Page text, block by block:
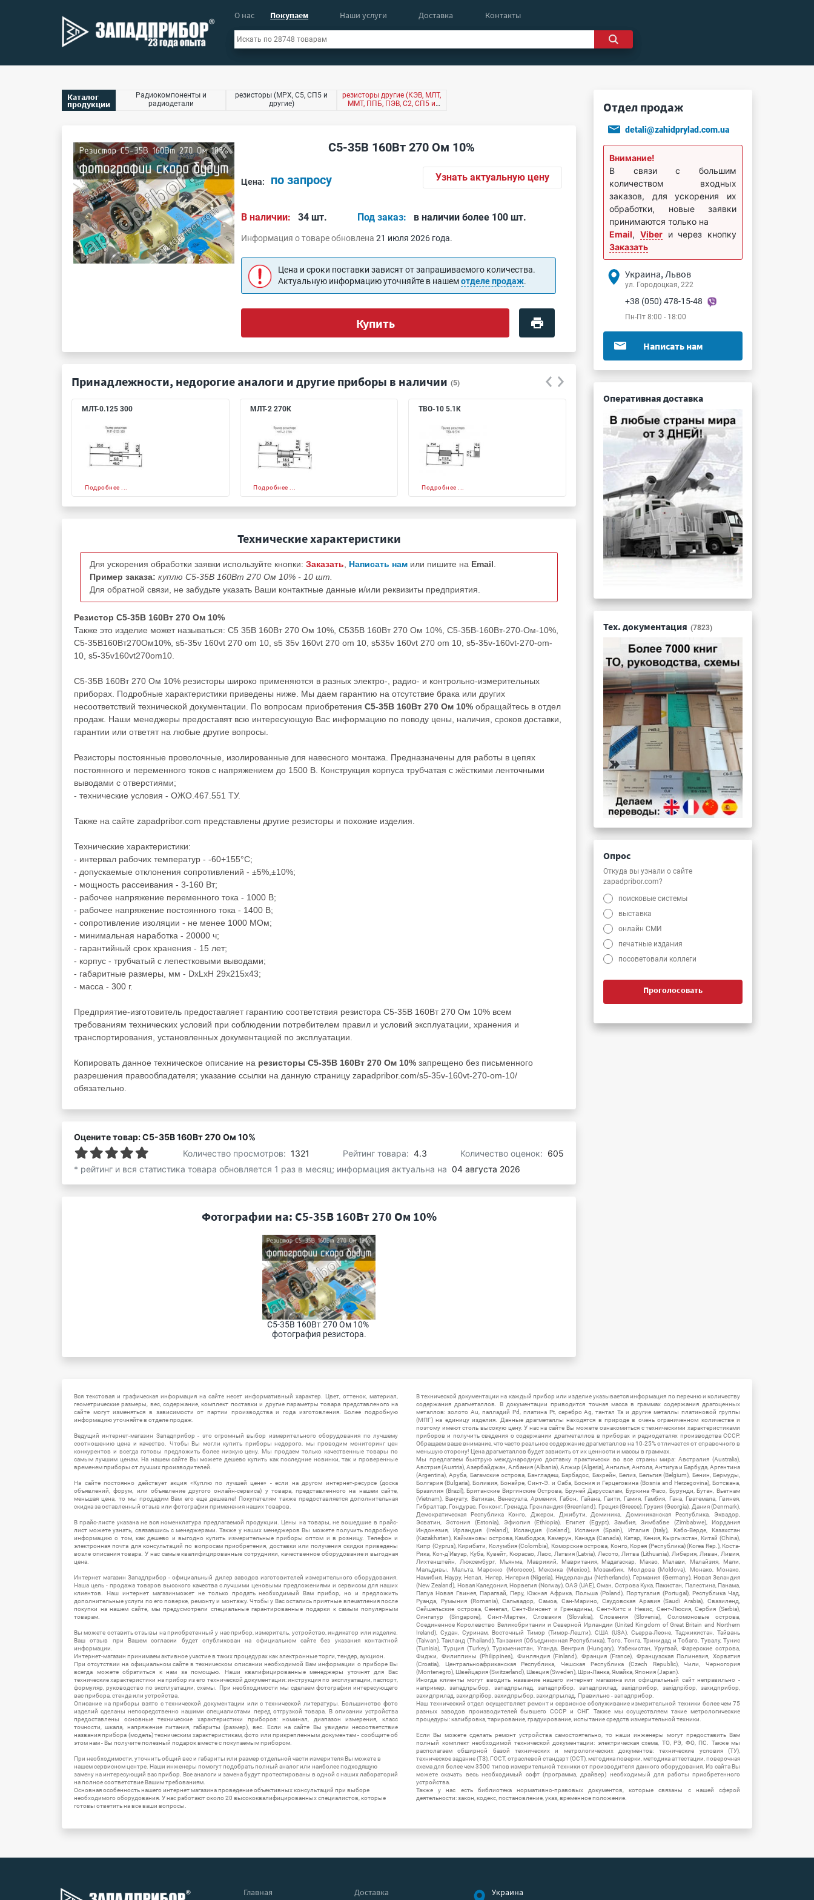
О нас Покупаем Наши услуги Доставка Контакты
Каталог
продукции
Радиокомпоненты и
радиодетали
резисторы (МРХ, С5, СП5 и
другие)
резисторы другие (КЭВ, МЛТ,
ММТ, ППБ, ПЭВ, С2, СП5 и
С5-35В 160Вт 270 Ом 10%
Цена: по запросу Узнать актуальную цену
В наличии: 34 шт. Под заказ: в наличии более 100 шт.
Информация о товаре обновлена21 июля 2026 года.
Цена и сроки поставки зависят от запрашиваемого количества.
Актуальную информацию уточняйте в нашемотделе продаж.
Купить
Принадлежности, недорогие аналоги и другие приборы в наличии (5)
МЛТ-0.125 300
Подробнее ...
МЛТ-2 270К
Подробнее ...
ТВО-10 5.1К
Подробнее ... Подробнее ...
Технические характеристики
Для ускорения обработки заявки используйте кнопки: Заказать Написать нам или пишите на Email
Пример заказа: куплю С5-35В 160Вт 270 Ом 10% - 10 шт.
Для обратной связи, не забудьте указать Ваши контактные данные и/или реквизиты предприятия.
Резистор С5-35В 160Вт 270 Ом 10%
Также это изделие может называться: С5 35В 160Вт 270 Ом 10%, С535В 160Вт 270 Ом 10%, С5-35В-160Вт-270-Ом-10%,
С5-35В160Вт270Ом10%, s5-35v 160vt 270 om 10, s5 35v 160vt 270 om 10, s535v 160vt 270 om 10, s5-35v-160vt-270-om-
10, s5-35v160vt270om10.
С5-35В 160Вт 270 Ом 10% резисторы широко применяются в разных электро-, радио- и контрольно-измерительных
приборах. Подробные характеристики приведены ниже. Мы даем гарантию на отсутствие брака или других
несоответствий технической документации. По вопросам приобретения С5-35В 160Вт 270 Ом 10% обращайтесь в отдел
продаж. Наши менеджеры предоставят всю интересующую Вас информацию по поводу цены, наличия, сроков доставки,
гарантии или ответят на любые другие вопросы.
Резисторы постоянные проволочные, изолированные для навесного монтажа. Предназначены для работы в цепях
постоянного и переменного токов с напряжением до 1500 В. Конструкция корпуса трубчатая с жёсткими ленточными
выводами с отверстиями;
- технические условия - ОЖО.467.551 ТУ.
Также на сайте zapadpribor.com представлены другие резисторы и похожие изделия.
Технические характеристики:
- интервал рабочих температур - -60+155°C;
- допускаемые отклонения сопротивлений - ±5%,±10%;
- мощность рассеивания - 3-160 Вт;
- рабочее напряжение переменного тока - 1000 В;
- рабочее напряжение постоянного тока - 1400 В;
- сопротивление изоляции - не менее 1000 МОм;
- минимальная наработка - 20000 ч;
- гарантийный срок хранения - 15 лет;
- корпус - трубчатый с лепестковыми выводами;
- габаритные размеры, мм - DxLxH 29x215x43;
- масса - 300 г.
Предприятие-изготовитель предоставляет гарантию соответствия резистора С5-35В 160Вт 270 Ом 10% всем
требованиям технических условий при соблюдении потребителем правил и условий эксплуатации, хранения и
транспортирования, установленных документацией по эксплуатации.
Копировать данное техническое описание на резисторы С5-35В 160Вт 270 Ом 10% запрещено без письменного
разрешения правообладателя; указание ссылки на данную страницу zapadpribor.com/s5-35v-160vt-270-om-10/
обязательно.
Оцените товар: С5-35В 160Вт 270 Ом 10%
Количество просмотров: 1321 Рейтинг товара: 4.3 Количество оценок: 605
* рейтинг и вся статистика товара обновляется 1 раз в месяц; информация актуальна на 04 августа 2026
Фотографии на: С5-35В 160Вт 270 Ом 10%
С5-35В 160Вт 270 Ом 10%
фотография резистора.
Отдел продаж
detali@zahidprylad.com.ua
Внимание!
В связи с большим
количеством входных
заказов, для ускорения их
обработки, новые заявки
принимаются только на
Email, Viberи через кнопку
Заказать
Украина, Львов
ул. Городоцкая, 222
+38 (050) 478-15-48
Пн-Пт 8:00 - 18:00
Написать нам
Оперативная доставка
Тех. документация (7823)
Опрос
Откуда вы узнали о сайте
zapadpribor.com?
поисковые системы
выставка
онлайн СМИ
печатные издания
посоветовали коллеги
Проголосовать
Вся текстовая и графическая информация на сайте несет информативный характер. Цвет, оттенок, материал,
геометрические размеры, вес, содержание, комплект поставки и другие параметры товара представленого на
сайте могут изменяться в зависимости от партии производства и года изготовления. Более подробную
информацию уточняйте в отделе продаж.
Ведущий интернет-магазин Западприбор - это огромный выбор измерительного оборудования по лучшему
соотношению цена и качество. Чтобы Вы могли купить приборы недорого, мы проводим мониторинг цен
конкурентов и всегда готовы предложить более низкую цену. Мы продаем только качественные товары по
самым лучшим ценам. На нашем сайте Вы можете дешево купить как последние новинки, так и проверенные
временем приборы от лучших производителей.
На сайте постоянно действует акция «Куплю по лучшей цене» - если на другом интернет-ресурсе (доска
объявлений, форум, или объявление другого онлайн-сервиса) у товара, представленного на нашем сайте,
меньшая цена, то мы продадим Вам его еще дешевле! Покупателям также предоставляется дополнительная
скидка за оставленный отзыв или фотографии применения наших товаров.
В прайс-листе указана не вся номенклатура предлагаемой продукции. Цены на товары, не вошедшие в прайс-
лист можете узнать, связавшись с менеджерами. Также у наших менеджеров Вы можете получить подробную
информацию о том, как дешево и выгодно купить измерительные приборы оптом и в розницу. Телефон и
электронная почта для консультаций по вопросам приобретения, доставки или получения скидки приведены
возле описания товара. У нас самые квалифицированные сотрудники, качественное оборудование и выгодная
цена.
Интернет магазин Западприбор - официальный дилер заводов изготовителей измерительного оборудования.
Наша цель - продажа товаров высокого качества с лучшими ценовыми предложениями и сервисом для наших
клиентов. Наш интернет магазинможет не только продать необходимый Вам прибор, но и предложить
дополнительные услуги по его поверке, ремонту и монтажу. Чтобы у Вас остались приятные впечатления после
покупки на нашем сайте, мы предусмотрели специальные гарантированные подарки к самым популярным
товарам.
Вы можете оставить отзывы на приобретенный у нас прибор, измеритель, устройство, индикатор или изделие.
Ваш отзыв при Вашем согласии будет опубликован на официальном сайте без указания контактной
информации.
Интернет-магазин принимаем активное участие в таких процедурах как электронные торги, тендер, аукцион.
При отсутствии на официальном сайте в техническом описании необходимой Вам информации о приборе Вы
всегда можете обратиться к нам за помощью. Наши квалифицированные менеджеры уточнят для Вас
технические характеристики на прибор из его технической документации: инструкция по эксплуатации, паспорт,
формуляр, руководство по эксплуатации, схемы. При необходимости мы сделаем фотографии интересующего
вас прибора, стенда или устройства.
Описание на приборы взято с технической документации или с технической литературы. Большинство фото
изделий сделаны непосредственно нашими специалистами перед отгрузкой товара. В описании устройства
предоставлены основные технические характеристики приборов: номинал, диапазон измерения, класс
точности, шкала, напряжение питания, габариты (размер), вес. Если на сайте Вы увидели несоответствие
названия прибора (модель) техническим характеристикам, фото или прикрепленным документам - сообщите об
этом нам - Вы получите полезный подарок вместе с покупаемым прибором.
При необходимости, уточнить общий вес и габариты или размер отдельной части измерителя Вы можете в
нашем сервисном центре. Наши инженеры помогут подобрать полный аналог или наиболее подходящую
замену на интересующий вас прибор. Все аналоги и замена будут протестированы в одной с наших лабораторий
на полное соответствие Вашим требованиям.
Основная особенность нашего интернет магазина проведение объективных консультаций при выборе
необходимого оборудования. У нас работают около 20 высококвалифицированных специалистов, которые
готовы ответить на все ваши вопросы.
В технической документации на каждый прибор или изделие указывается информация по перечню и количеству
содержания драгметаллов. В документации приводится точная масса в граммах содержания драгоценных
металлов: золото Au, палладий Pd, платина Pt, серебро Ag, тантал Ta и другие металлы платиновой группы
(МПГ) на единицу изделия. Данные драгметаллы находятся в природе в очень ограниченном количестве и
поэтому имеют столь высокую цену. У нас на сайте Вы можете ознакомиться с техническими характеристиками
приборов и получить сведения о содержании драгметаллов в приборах и радиодеталях производства СССР.
Обращаем ваше внимание, что часто реальное содержание драгметаллов на 10-25% отличается от справочного в
меньшую сторону! Цена драгметаллов будет зависить от их ценности и массы в граммах.
Мы предлагаем быструю международную доставку практически во все страны мира: Австралия (Australia),
Австрия (Austria), Азербайджан, Албания (Albania), Алжир (Algeria), Ангилья, Ангола, Антигуа и Барбуда, Аргентина
(Argentina), Аруба, Багамские острова, Бангладеш, Барбадос, Бахрейн, Белиз, Бельгия (Belgium), Бенин, Бермуды,
Болгария (Bulgaria), Боливия, Бонайре, Синт-Э. и Саба, Босния и Герцеговина (Bosnia and Herzegovina), Ботсвана,
Бразилия (Brazil), Британские Виргинские Острова, Бруней Даруссалам, Буркина Фасо, Бурунди, Бутан, Вьетнам
(Vietnam), Вануату, Ватикан, Венесуэла, Армения, Габон, Гайана, Гаити, Гамия, Гамбия, Гана, Гватемала, Гвинея,
Гибралтар, Гондурас, Гонконг, Гренада, Гренландия (Greenland), Греция (Greece), Грузия (Georgia), Дания (Denmark),
Демократическая Республика Конго, Джерси, Джибути, Доминика, Доминиканская Республика, Эквадор,
Эсватин, Эстония (Estonia), Эфиопия (Ethiopia), Египет (Egypt), Замбия, Зимбабве (Zimbabwe), Иордания
Индонезия, Ирландия (Ireland), Исландия (Iceland), Испания (Spain), Италия (Italy), Кабо-Верде, Казахстан
(Kazakhstan), Каймановы острова, Камбоджа, Камерун, Канада (Canada), Катар, Кения, Кыргызстан, Китай (China),
Кипр (Cyprus), Кирибати, Колумбия (Colombia), Коморские острова, Конго, Корея (Республика) (Korea Rep.), Коста-
Рика, Кот-д'Ивуар, Куба, Кувейт, Кюрасао, Лаос, Латвия (Latvia), Лесото, Литва (Lithuania), Либерия, Ливан, Ливия,
Лихтенштейн, Люксембург, Мьянма, Маврикий, Мавритания, Мадагаскар, Макао, Малави, Малайзия, Мали,
Мальдивы, Мальта, Марокко (Morocco), Мексика (Mexico), Мозамбик, Молдова (Moldova), Монако, Монако,
Намибия, Науру, Непал, Нигер, Нигерия (Nigeria), Нидерланды (Netherlands), Германия (Germany), Новая Зеландия
(New Zealand), Новая Каледония, Норвегия (Norway), ОАЭ (UAE), Оман, Острова Кука, Пакистан, Палестина, Панама,
Папуа Новая Гвинея, Парагвай, Перу, Южная Африка, Польша (Poland), Португалия (Portugal), Республика Чад,
Руанда, Румыния (Romania), Сальвадор, Самоа, Сан-Марино, Саудовская Аравия (Saudi Arabia), Свазиленд,
Сейшельские острова, Сенегал, Сент-Винсент и Гренадины, Сент-Китс и Невис, Сент-Люсия, Сербия (Serbia),
Сингапур (Singapore), Синт-Мартен, Словакия (Slovakia), Словения (Slovenia), Соломоновые острова,
Соединенное Королевство Великобритании и Северной Ирландии (United Kingdom of Great Britain and Northern
Ireland), Судан, Суринам, Восточный Тимор (Тимор-Лешти), США (USA), Сьерра-Леоне, Таджикистан, Тайвань
(Taiwan), Таиланд (Thailand), Танзания (Объединенная Республика), Того, Тонга, Тринидад и Тобаго, Тувалу, Тунис
(Tunisia), Турция (Turkey), Туркменистан, Уганда, Венгрия (Hungary), Узбекистан, Уругвай, Фарерские острова,
Фиджи, Филиппины (Philippines), Финляндия (Finland), Франция (France), Французская Полинезия, Хорватия
(Croatia), Центральноафриканская Республика, Чешская Республика (Czech Republic), Чили, Черногория
(Montenegro), Швейцария (Switzerland), Швеция (Sweden), Шри-Ланка, Ямайка, Япония (Japan).
Иногда клиенты могут вводить название нашего интернет магазина или официальный сайт неправильно -
например, западпрыбор, западпрылад, западпрібор, западприлад, західприбор, західпрібор, захидприбор,
захидприлад, захидпрібор, захидпрыбор, захидпрылад. Правильно - западприбор.
Наш технический отдел осуществляет ремонт и сервисное обслуживание измерительной техники более чем 75
разных заводов производителей бывшего СССР и СНГ. Также мы осуществляем такие метрологические
процедуры: калибровка, тарирование, градуирование, испытание средств измерительной техники.
Если Вы можете сделать ремонт устройства самостоятельно, то наши инженеры могут предоставить Вам
полный комплект необходимой технической документации: электрическая схема, ТО, РЭ, ФО, ПС. Также мы
располагаем обширной базой технических и метрологических документов: технические условия (ТУ),
техническое задание (ТЗ), ГОСТ, отраслевой стандарт (ОСТ), методика поверки, методика аттестации, поверочная
схема для более чем 3500 типов измерительной техники от производителя данного оборудования. Из сайта Вы
можете скачать весь необходимый софт (программа, драйвер) необходимый для работы приобретенного
устройства.
Также у нас есть библиотека нормативно-правовых документов, которые связаны с нашей сферой
деятельности: закон, кодекс, постановление, указ, временное положение.
Главная Доставка
Украина